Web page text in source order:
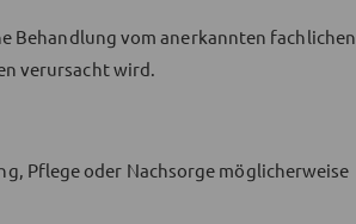
Behandlung vom anerkannten fachlichen
verursacht wird.
Pflege oder Nachsorge möglicherweise